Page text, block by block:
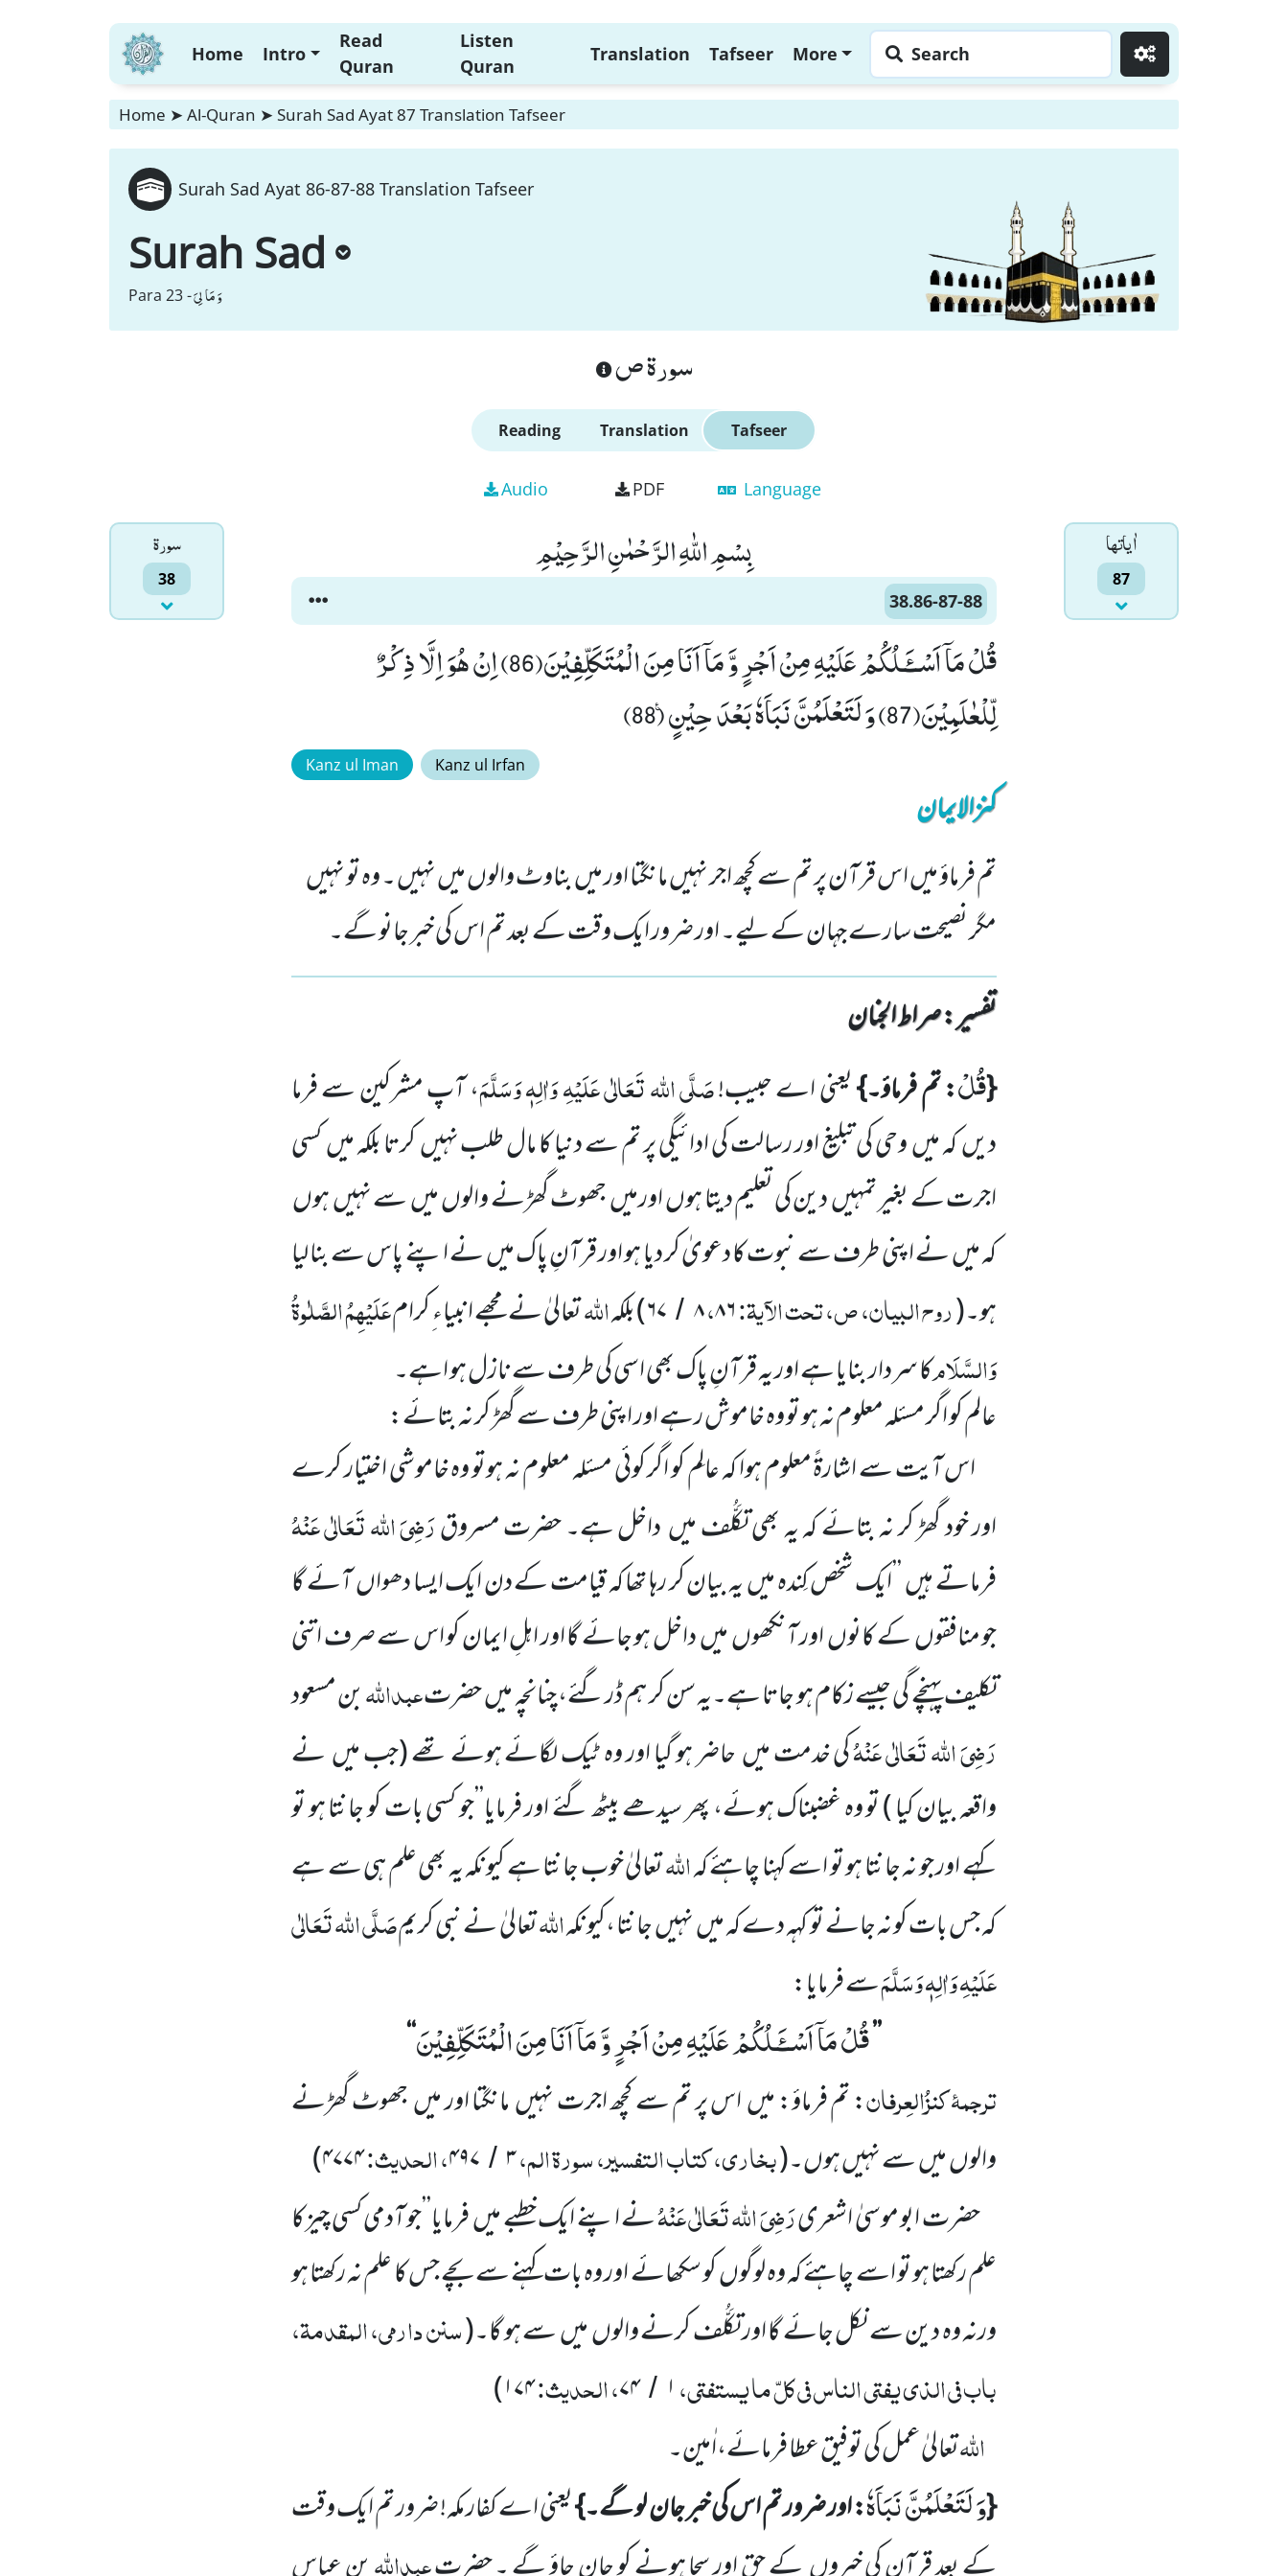
Home Intro
Read
Quran
Listen
Quran
Translation Tafseer More Search
Home ➤ Al-Quran ➤ Surah Sad Ayat 87 Translation Tafseer
Surah Sad Ayat 86-87-88 Translation Tafseer
Surah Sad
Para 23 -وَ مَا لِیَ
سورة ص
Reading Translation Tafseer
Audio PDF Language
سورۃ
38
اٰياتها
87
بِسْمِ اللّٰهِ الرَّحْمٰنِ الرَّحِیْمِ
38.86-87-88
قُلْ مَاۤ اَسْــٴَـلُكُمْ عَلَیْهِ مِنْ اَجْرٍ وَّ مَاۤ اَنَا مِنَ الْمُتَكَلِّفِیْنَ(86) اِنْ هُوَ اِلَّا ذِكْرٌ
لِّلْعٰلَمِیْنَ(87) وَ لَتَعْلَمُنَّ نَبَاَهٗ بَعْدَ حِیْنٍ۠ (88)
Kanz ul Iman Kanz ul Irfan
کنزالایمان
تم فرماؤ میں اس قرآن پر تم سے کچھ اجر نہیں مانگتا اور میں بناوٹ والوں میں نہیں ۔ وہ تو نہیں
مگر نصیحت سارے جہان کے لیے۔ اور ضرور ایک وقت کے بعد تم اس کی خبر جانو گے۔
تفسیر : ‎صراط الجنان
{قُلْ: تم فرماؤ۔}یعنی اے حبیب!صَلَّی اللہ تَعَالٰی عَلَیْہِ وَاٰلِہٖ وَسَلَّمَ، آپ مشرکین سے فرما
دیںکہ میںوحی کی تبلیغ اور رسالتکی ادائیگی پر تم سے دنیا کا مال طلب نہیںکرتا بلکہ میںکسی
اجرت کے بغیر تمہیںدین کی تعلیم دیتا ہوںاورمیںجھوٹ گھڑنے والوںمیںسے نہیںہوں
کہ میںنے اپنی طرف سے نبوت کا دعویٰ کر دیا ہو اور قرآنِ پاک میںنے اپنے پاسسے بنا لیا
ہو۔(روح البیان، ص، تحت الآیۃ:۸۶،۸ / ۶۷)بلکہاللہتعالیٰ نے مجھے انبیاء ِکرامعَلَیْہِمُ الصَّلٰوۃُ
وَالسَّلَامکا سردار بنایا ہے اور یہقرآنِ پاک بھی اسی کی طرف سے نازل ہو اہے۔
عالم کو اگر مسئلہ معلوم نہ ہو تو وہ خاموش رہے اور اپنی طرف سے گھڑ کر نہ بتائے:
اس آیت سے اشارۃً معلوم ہوا کہ عالِم کو اگر کوئی مسئلہ معلوم نہ ہوتو وہ خاموشی اختیار کرے
اور خود گھڑ کر نہ بتائے کہ یہ بھی تکَلُّف میںداخل ہے۔ حضرت مسروقرَضِیَ اللہ تَعَالٰی عَنْہُ
فرماتے ہیں’’ایک شخص کِندہ میںیہ بیان کر رہا تھا کہ قیامت کے دن ایک ایسا دھواںآئے گا
جو منافقوںکے کانوںاور آنکھوںمیںداخل ہو جائے گا اور اہلِ ایمان کو اس سے صرف اتنی
تکلیف پہنچے گی جیسے زکام ہو جاتا ہے۔یہ سن کر ہم ڈر گئے، چنانچہ میںحضرتعبداللہبن مسعود
رَضِیَاللہ تَعَالٰی عَنْہُکی خدمت میںحاضر ہو گیا اور وہ ٹیک لگائےہوئے تھے(جب میںنے
واقعہ بیان کیا )تو وہ غضبناک ہوئے، پھر سیدھے بیٹھ گئے اور فرمایا’’جو کسی بات کو جانتا ہو تو
کہے اور جو نہ جانتا ہو تو اسے کہنا چاہئے کہاللہتعالیٰ خوب جانتا ہےکیونکہ یہ بھی علم ہی سے ہے
کہ جس بات کو نہ جانے تو کہہ دے کہ میںنہیںجانتا ،کیونکہاللہتعالیٰ نے نبی کریمصَلَّی اللہتَعَالٰی
عَلَیْہِ وَاٰلِہٖ وَسَلَّمَسے فرمایا:
’’قُلْ مَاۤ اَسْــٴَـلُكُمْ عَلَیْهِ مِنْ اَجْرٍ وَّ مَاۤ اَنَا مِنَ الْمُتَكَلِّفِیْنَ‘‘
ترجمۂکنزُالعِرفان: تم فرماؤ: میںاس پر تم سے کچھ اجرت نہیںمانگتا اور میںجھوٹ گھڑنے
والوںمیںسے نہیں ہوں۔(بخاری، کتاب التفسیر، سورۃ الم،۳ / ۴۹۷، الحدیث:۴۷۷۴)
حضرت ابو موسیٰ اشعریرَضِیَ اللہ تَعَالٰی عَنْہُنے اپنے ایک خطبے میںفرمایا’’جو آدمی کسی چیز کا
علم رکھتا ہو تو اسے چاہئےکہ وہ لوگوںکو سکھائے اور وہ بات کہنے سے بچے جس کا علم نہ رکھتا ہو
ورنہ وہ دین سے نکل جائے گا اور تکَلُّف کرنے والوںمیںسے ہو گا۔(سنن دارمی، المقدمۃ،
باب فی الذی یفتی الناس فی کلّ ما یستفتی،۱ /۷۴، الحدیث:۱۷۴)
اللہتعالیٰ عمل کی توفیق عطا فرمائے،اٰمین۔
{وَ لَتَعْلَمُنَّ نَبَاَهٗ: اور ضرور تم اس کی خبر جان لو گے۔}یعنی اے کفار مکہ! ضرور تم ایک وقت
عبداللہ